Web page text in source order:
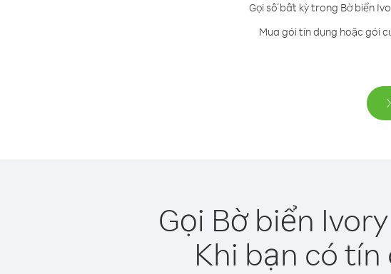
Gọi số bất kỳ trong Bờ biển
Mua gói tín dụng hoặc gói
Gọi Bờ biển
Khi bạn có